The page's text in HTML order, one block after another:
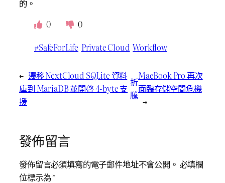
的。
0
0
#SafeForLife Private Cloud Workflow
← 遷移 NextCloud SQLite 資料
庫到 MariaDB 並開啓 4-byte 支
援
折
騰
MacBook Pro 再次
面臨存儲空間危機
→
發佈留言
發佈留言必須填寫的電子郵件地址不會公開。 必填欄
位標示為*